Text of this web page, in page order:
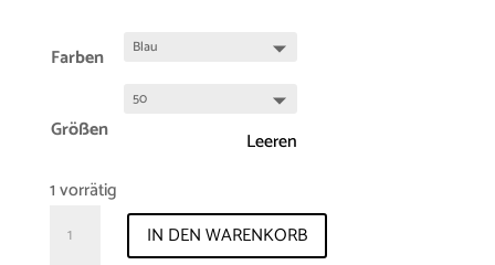
Farben
Größen
Leeren
1 vorrätig
Sale
IN DEN WARENKORB